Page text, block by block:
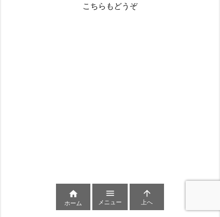
こちらもどうぞ

ホーム

メニュー

上へ